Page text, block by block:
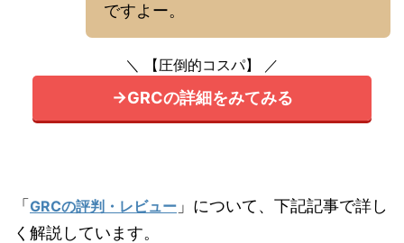
ですよー。
＼ 【圧倒的コスパ】 ／
→GRCの詳細をみてみる
「 GRCの評判・レビュー 」について、下記記事で詳し
く解説しています。